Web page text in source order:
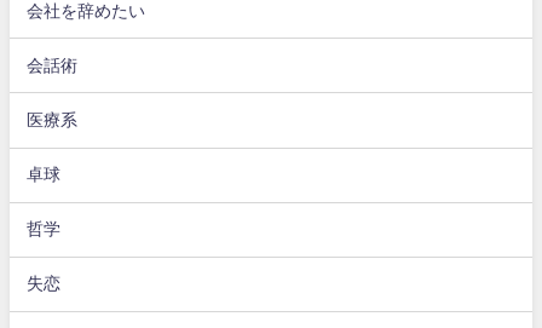
会社を辞めたい
会話術
医療系
卓球
哲学
失恋